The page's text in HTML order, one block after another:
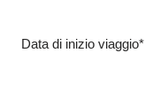
Data di inizio viaggio*